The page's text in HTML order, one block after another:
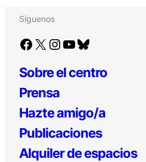
Síguenos
Facebook X Instagram YouTube Bluesky
Sobre el centro
Prensa
Hazte amigo/a
Publicaciones
Alquiler de espacios